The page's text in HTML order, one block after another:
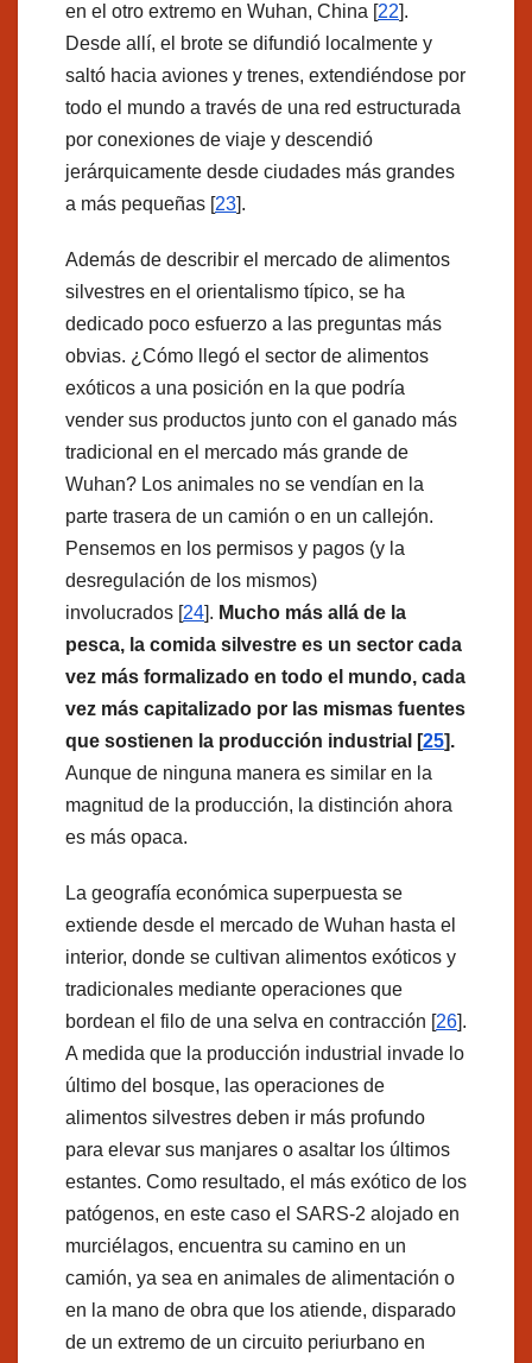
en el otro extremo en Wuhan, China [22].
Desde allí, el brote se difundió localmente y
saltó hacia aviones y trenes, extendiéndose por
todo el mundo a través de una red estructurada
por conexiones de viaje y descendió
jerárquicamente desde ciudades más grandes
a más pequeñas [23].
Además de describir el mercado de alimentos
silvestres en el orientalismo típico, se ha
dedicado poco esfuerzo a las preguntas más
obvias. ¿Cómo llegó el sector de alimentos
exóticos a una posición en la que podría
vender sus productos junto con el ganado más
tradicional en el mercado más grande de
Wuhan? Los animales no se vendían en la
parte trasera de un camión o en un callejón.
Pensemos en los permisos y pagos (y la
desregulación de los mismos)
involucrados [24]. Mucho más allá de la
pesca, la comida silvestre es un sector cada
vez más formalizado en todo el mundo, cada
vez más capitalizado por las mismas fuentes
que sostienen la producción industrial [25].
Aunque de ninguna manera es similar en la
magnitud de la producción, la distinción ahora
es más opaca.
La geografía económica superpuesta se
extiende desde el mercado de Wuhan hasta el
interior, donde se cultivan alimentos exóticos y
tradicionales mediante operaciones que
bordean el filo de una selva en contracción [26].
A medida que la producción industrial invade lo
último del bosque, las operaciones de
alimentos silvestres deben ir más profundo
para elevar sus manjares o asaltar los últimos
estantes. Como resultado, el más exótico de los
patógenos, en este caso el SARS-2 alojado en
murciélagos, encuentra su camino en un
camión, ya sea en animales de alimentación o
en la mano de obra que los atiende, disparado
de un extremo de un circuito periurbano en